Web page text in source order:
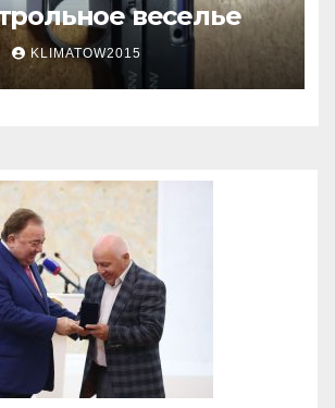
веселье
KLIMATOW2015